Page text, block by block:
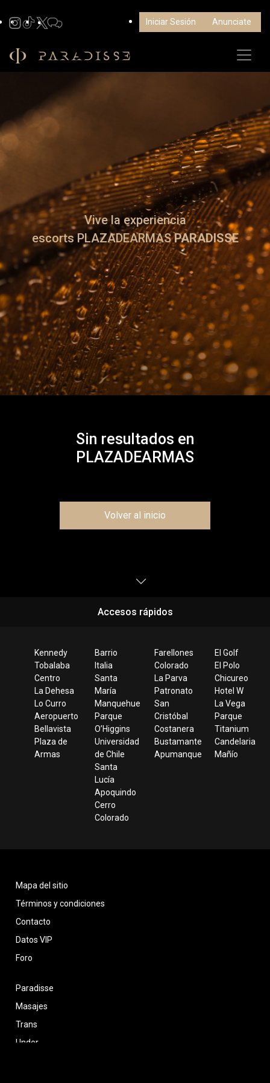
Iniciar Sesión Anunciate
Vive la experiencia
escorts PLAZADEARMASPARADISSE
Sin resultados en
PLAZADEARMAS
Volver al inicio
Accesos rápidos
Kennedy
Tobalaba
Centro
La Dehesa
Lo Curro
Aeropuerto
Bellavista
Plaza de
Armas
Barrio
Italia
Santa
María
Manquehue
Parque
O’Higgins
Universidad
de Chile
Santa
Lucía
Apoquindo
Cerro
Colorado
Farellones
Colorado
La Parva
Patronato
San
Cristóbal
Costanera
Bustamante
Apumanque
El Golf
El Polo
Chicureo
Hotel W
La Vega
Parque
Titanium
Candelaria
Mañío
Paradisse
Masajes
Trans
Under
Mapa del sitio
Términos y condiciones
Contacto
Datos VIP
Foro